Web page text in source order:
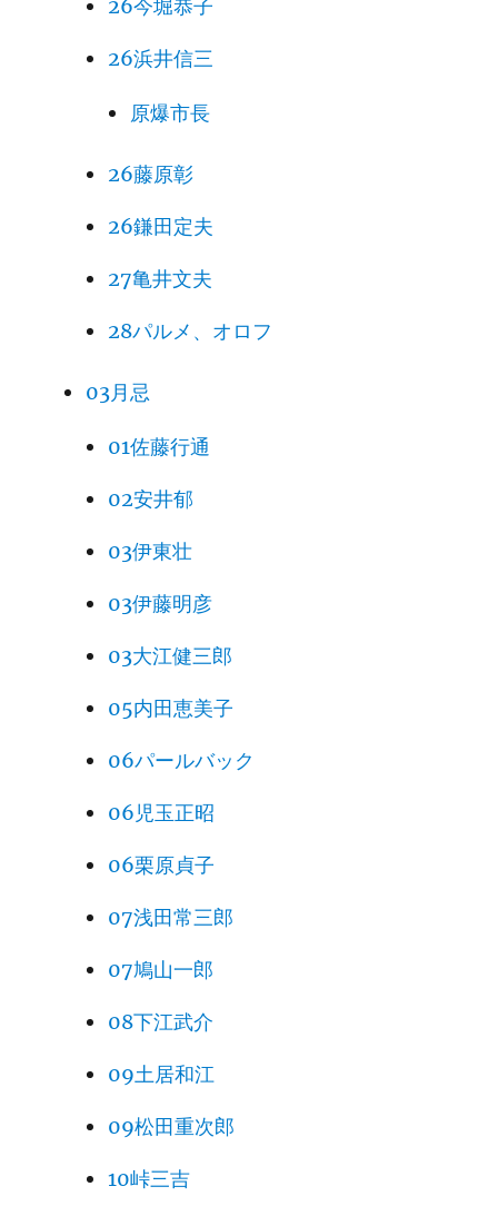
26今堀恭子
26浜井信三
原爆市長
26藤原彰
26鎌田定夫
27亀井文夫
28パルメ、オロフ
03月忌
01佐藤行通
02安井郁
03伊東壮
03伊藤明彦
03大江健三郎
05内田恵美子
06パールバック
06児玉正昭
06栗原貞子
07浅田常三郎
07鳩山一郎
08下江武介
09土居和江
09松田重次郎
10峠三吉